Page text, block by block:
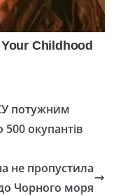
потужним
окупантів
не пропустила
до Чорного моря